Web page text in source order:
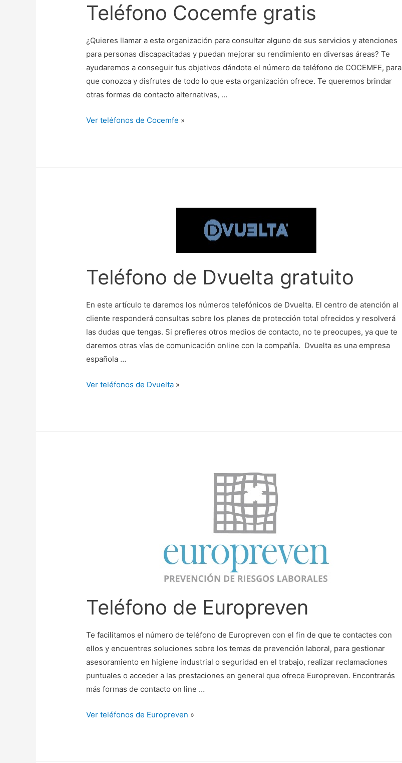
Teléfono Cocemfe gratis
¿Quieres llamar a esta organización para consultar alguno de sus servicios y atenciones
para personas discapacitadas y puedan mejorar su rendimiento en diversas áreas? Te
ayudaremos a conseguir tus objetivos dándote el número de teléfono de COCEMFE, para
que conozca y disfrutes de todo lo que esta organización ofrece. Te queremos brindar
otras formas de contacto alternativas, …
Ver teléfonos de Cocemfe »
Teléfono de Dvuelta gratuito
En este artículo te daremos los números telefónicos de Dvuelta. El centro de atención al
cliente responderá consultas sobre los planes de protección total ofrecidos y resolverá
las dudas que tengas. Si prefieres otros medios de contacto, no te preocupes, ya que te
daremos otras vías de comunicación online con la compañía. Dvuelta es una empresa
española …
Ver teléfonos de Dvuelta »
Teléfono de Europreven
Te facilitamos el número de teléfono de Europreven con el fin de que te contactes con
ellos y encuentres soluciones sobre los temas de prevención laboral, para gestionar
asesoramiento en higiene industrial o seguridad en el trabajo, realizar reclamaciones
puntuales o acceder a las prestaciones en general que ofrece Europreven. Encontrarás
más formas de contacto on line …
Ver teléfonos de Europreven »